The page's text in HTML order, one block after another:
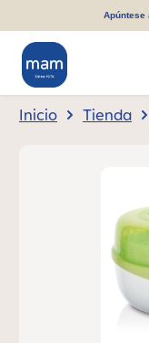
Apúntese
Inicio Tienda